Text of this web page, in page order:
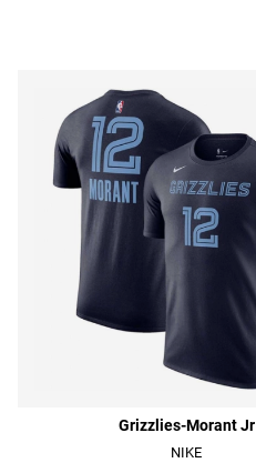
Grizzlies-Morant Jr
NIKE